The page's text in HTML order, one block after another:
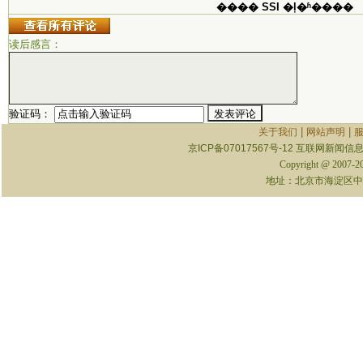
���� SSI �ļ�ʱ����
读后感言：
验证码：
关于我们 | 网站声明 |
京ICP备07017567号-12 互联网新闻信
Copyright @ 2007-
地址：北京市海淀区